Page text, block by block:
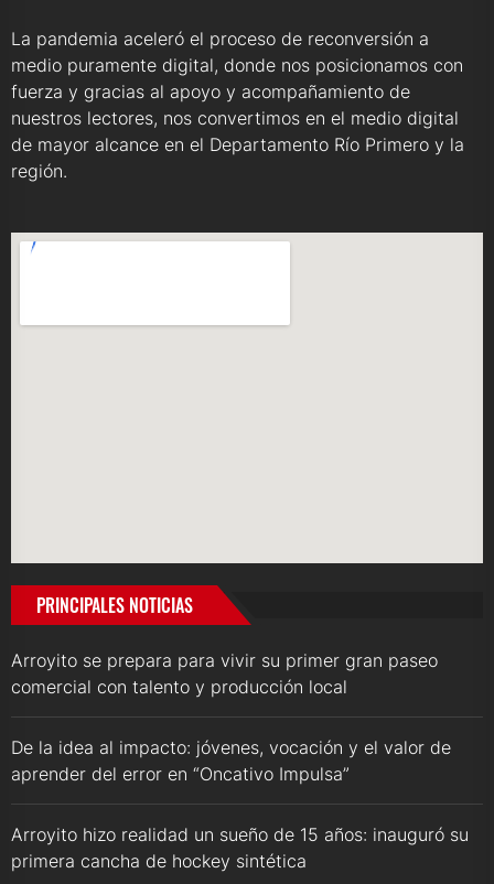
La pandemia aceleró el proceso de reconversión a
medio puramente digital, donde nos posicionamos con
fuerza y gracias al apoyo y acompañamiento de
nuestros lectores, nos convertimos en el medio digital
de mayor alcance en el Departamento Río Primero y la
región.
PRINCIPALES NOTICIAS
Arroyito se prepara para vivir su primer gran paseo
comercial con talento y producción local
De la idea al impacto: jóvenes, vocación y el valor de
aprender del error en “Oncativo Impulsa”
Arroyito hizo realidad un sueño de 15 años: inauguró su
primera cancha de hockey sintética